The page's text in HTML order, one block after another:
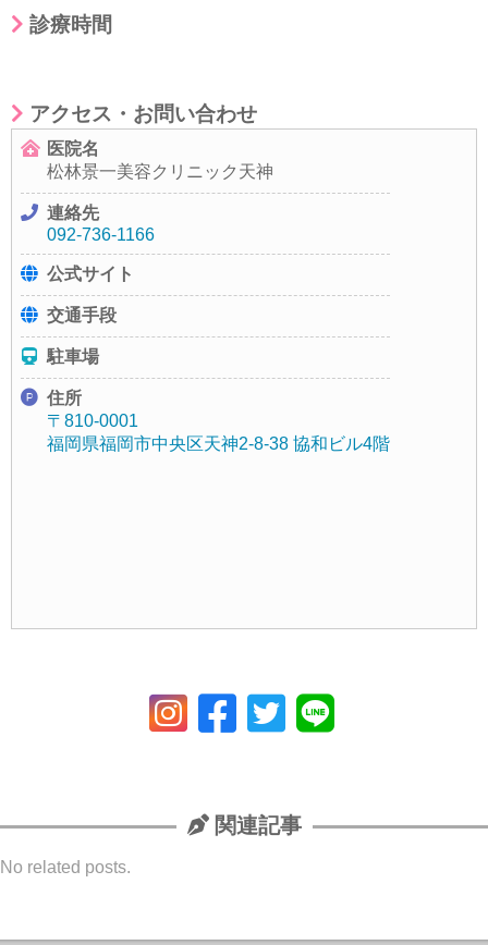
診療時間
アクセス・お問い合わせ
医院名
松林景一美容クリニック天神
連絡先
092-736-1166
公式サイト
交通手段
駐車場
住所
〒810-0001
福岡県福岡市中央区天神2-8-38 協和ビル4階
関連記事
No related posts.